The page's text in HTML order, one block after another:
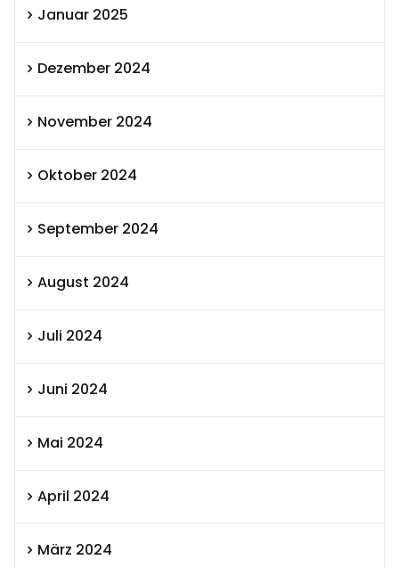
Januar 2025
Dezember 2024
November 2024
Oktober 2024
September 2024
August 2024
Juli 2024
Juni 2024
Mai 2024
April 2024
März 2024